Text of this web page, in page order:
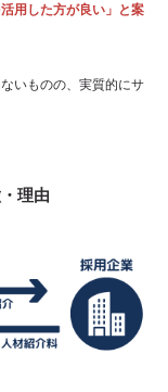
用した方が良い」と案
いものの、実質的にサ
理由